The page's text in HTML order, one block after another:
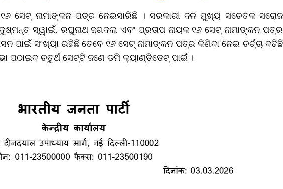
ସେଟ୍ ନାମାଙ୍କନ ପତ୍ର ନେଇସାରିଛି । ସରକାରୀ ଦଳ ମୁଖ୍ୟ ସଚେତକ ସରୋଜ
ସ୍ୱାଇଁ, ରଘୁନାଥ ଜଗଦଲା ଏବଂ ପ୍ରତାପ ନାୟକ ୧୬ ସେଟ୍ ନାମାଙ୍କନ ପତ୍ର
ସଂଖ୍ୟା ରହିଛି ତେବେ ୧୬ ସେଟ୍ ନାମାଙ୍କନ ପତ୍ର କିଣିବା ନେଇ ଚର୍ଚ୍ଚା ବଢିଛି
ପଠାଇବ ଚତୁର୍ଥ ସେଟ୍‌ଟି ଜଣେ ଡମି କ୍ୟାଣ୍ଡିଡେଟ୍ ପାଇଁ ।